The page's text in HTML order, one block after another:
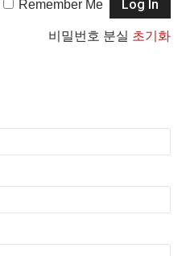
Remember Me
비밀번호 분실 초기화